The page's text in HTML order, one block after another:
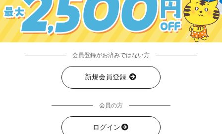
会員登録がお済みではない方
新規会員登録
会員の方
ログイン